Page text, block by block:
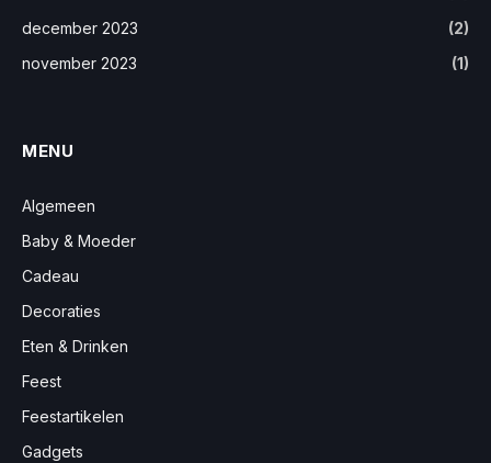
december 2023
(2)
november 2023
(1)
MENU
Algemeen
Baby & Moeder
Cadeau
Decoraties
Eten & Drinken
Feest
Feestartikelen
Gadgets